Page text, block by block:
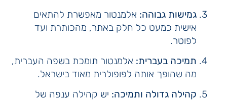
גמישות גבוהה: אלמנטור מאפשרת להתאים
אישית כמעט כל חלק באתר, מהכותרת ועד
לפוטר.
תמיכה בעברית: אלמנטור תומכת בשפה העברית,
מה שהופך אותה לפופולרית מאוד בישראל.
קהילה גדולה ותמיכה: יש קהילה ענפה של